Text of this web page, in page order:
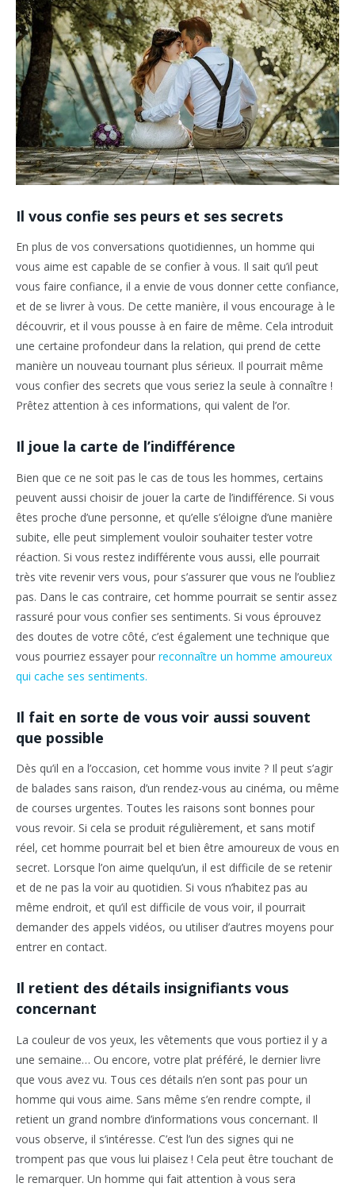
Il vous confie ses peurs et ses secrets
En plus de vos conversations quotidiennes, un homme qui
vous aime est capable de se confier à vous. Il sait qu’il peut
vous faire confiance, il a envie de vous donner cette confiance,
et de se livrer à vous. De cette manière, il vous encourage à le
découvrir, et il vous pousse à en faire de même. Cela introduit
une certaine profondeur dans la relation, qui prend de cette
manière un nouveau tournant plus sérieux. Il pourrait même
vous confier des secrets que vous seriez la seule à connaître !
Prêtez attention à ces informations, qui valent de l’or.
Il joue la carte de l’indifférence
Bien que ce ne soit pas le cas de tous les hommes, certains
peuvent aussi choisir de jouer la carte de l’indifférence. Si vous
êtes proche d’une personne, et qu’elle s’éloigne d’une manière
subite, elle peut simplement vouloir souhaiter tester votre
réaction. Si vous restez indifférente vous aussi, elle pourrait
très vite revenir vers vous, pour s’assurer que vous ne l’oubliez
pas. Dans le cas contraire, cet homme pourrait se sentir assez
rassuré pour vous confier ses sentiments. Si vous éprouvez
des doutes de votre côté, c’est également une technique que
vous pourriez essayer pour reconnaître un homme amoureux
qui cache ses sentiments.
Il fait en sorte de vous voir aussi souvent
que possible
Dès qu’il en a l’occasion, cet homme vous invite ? Il peut s’agir
de balades sans raison, d’un rendez-vous au cinéma, ou même
de courses urgentes. Toutes les raisons sont bonnes pour
vous revoir. Si cela se produit régulièrement, et sans motif
réel, cet homme pourrait bel et bien être amoureux de vous en
secret. Lorsque l’on aime quelqu’un, il est difficile de se retenir
et de ne pas la voir au quotidien. Si vous n’habitez pas au
même endroit, et qu’il est difficile de vous voir, il pourrait
demander des appels vidéos, ou utiliser d’autres moyens pour
entrer en contact.
Il retient des détails insignifiants vous
concernant
La couleur de vos yeux, les vêtements que vous portiez il y a
une semaine… Ou encore, votre plat préféré, le dernier livre
que vous avez vu. Tous ces détails n’en sont pas pour un
homme qui vous aime. Sans même s’en rendre compte, il
retient un grand nombre d’informations vous concernant. Il
vous observe, il s’intéresse. C’est l’un des signes qui ne
trompent pas que vous lui plaisez ! Cela peut être touchant de
le remarquer. Un homme qui fait attention à vous sera